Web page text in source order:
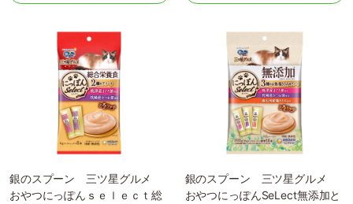
銀のスプーン 三ツ星グルメ
おやつにっぽんｓｅｌｅｃｔ総
銀のスプーン 三ツ星グルメ
おやつにっぽんSeLect無添加と